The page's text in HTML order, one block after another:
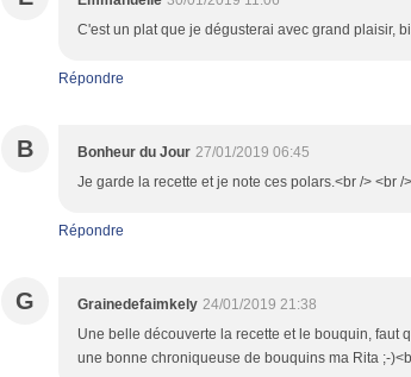
C'est un plat que je dégusterai avec grand plaisir,
Répondre
B Bonheur du Jour 27/01/2019 06:45
Je garde la recette et je note ces polars.<br /> <br /
Répondre
G Grainedefaimkely 24/01/2019 21:38
Une belle découverte la recette et le bouquin, faut
une bonne chroniqueuse de bouquins ma Rita ;-